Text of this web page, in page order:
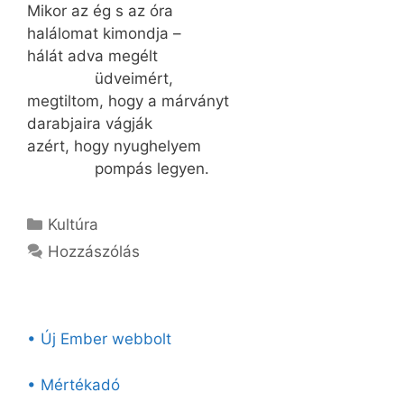
Mikor az ég s az óra
halálomat kimondja –
hálát adva megélt
üdveimért,
megtiltom, hogy a márványt
darabjaira vágják
azért, hogy nyughelyem
pompás legyen.
Kategória
Kultúra
Hozzászólás
• Új Ember webbolt
• Mértékadó